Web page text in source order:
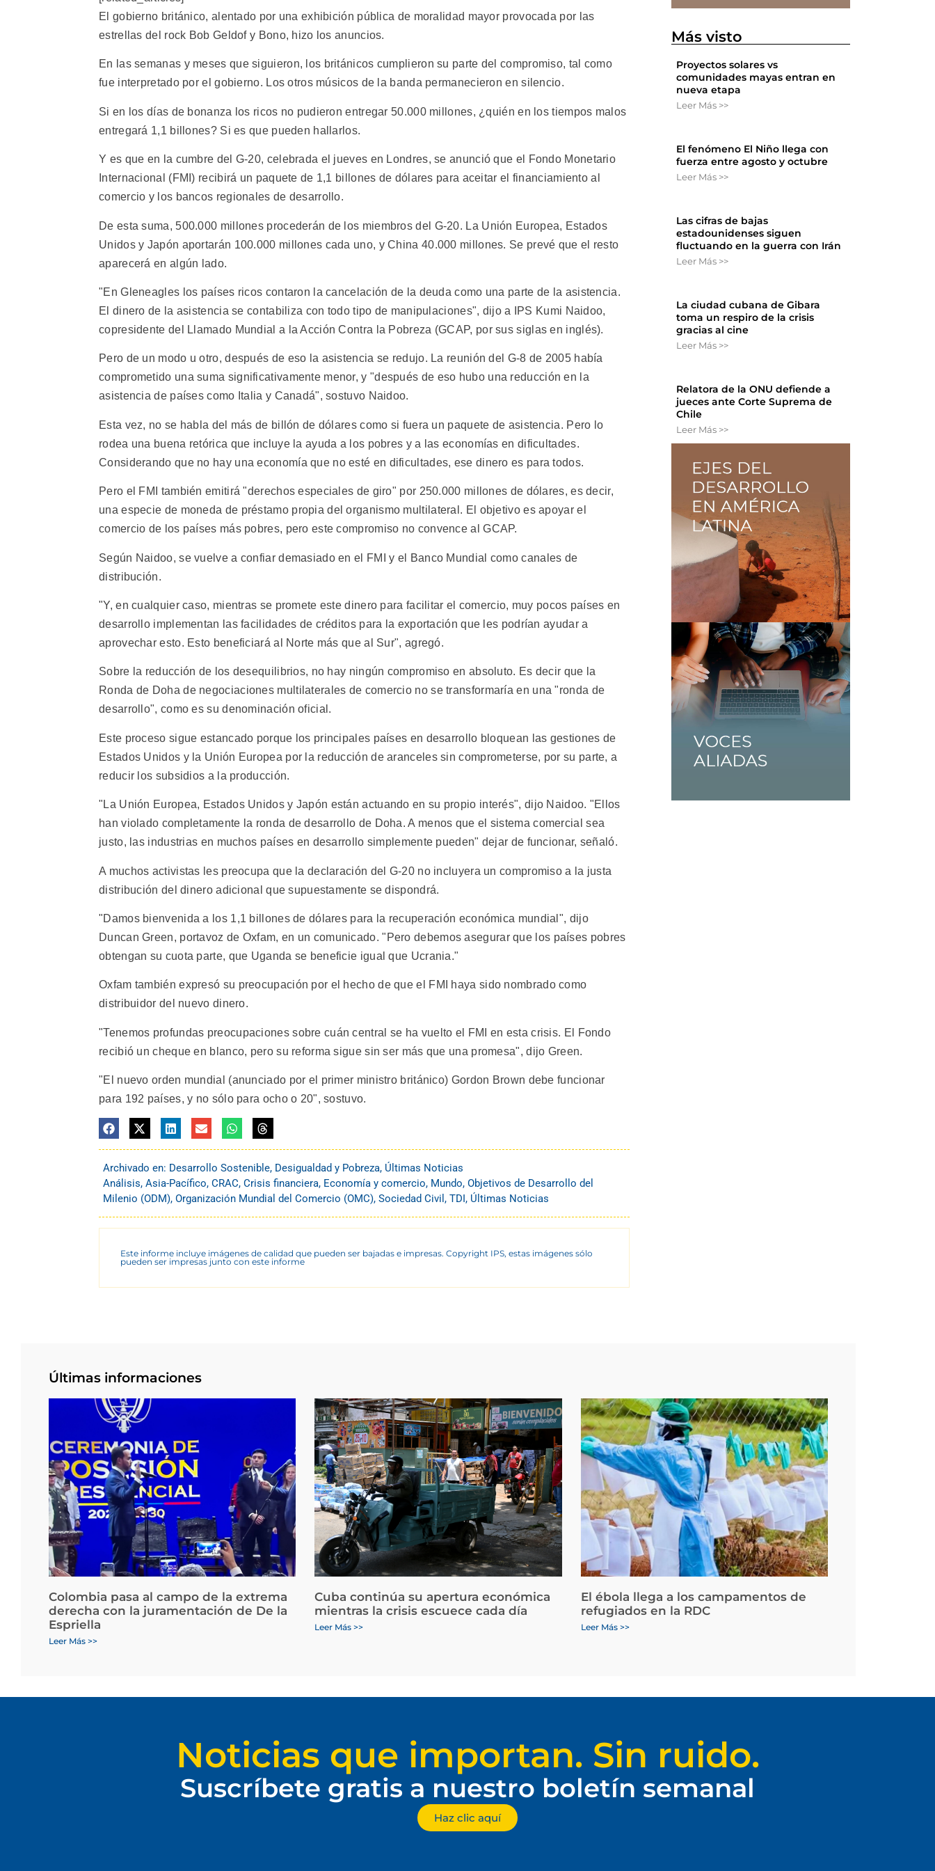
El gobierno británico, alentado por una exhibición pública de moralidad mayor provocada por las
estrellas del rock Bob Geldof y Bono, hizo los anuncios.
En las semanas y meses que siguieron, los británicos cumplieron su parte del compromiso, tal como
fue interpretado por el gobierno. Los otros músicos de la banda permanecieron en silencio.
Si en los días de bonanza los ricos no pudieron entregar 50.000 millones, ¿quién en los tiempos malos
entregará 1,1 billones? Si es que pueden hallarlos.
Y es que en la cumbre del G-20, celebrada el jueves en Londres, se anunció que el Fondo Monetario
Internacional (FMI) recibirá un paquete de 1,1 billones de dólares para aceitar el financiamiento al
comercio y los bancos regionales de desarrollo.
De esta suma, 500.000 millones procederán de los miembros del G-20. La Unión Europea, Estados
Unidos y Japón aportarán 100.000 millones cada uno, y China 40.000 millones. Se prevé que el resto
aparecerá en algún lado.
"En Gleneagles los países ricos contaron la cancelación de la deuda como una parte de la asistencia.
El dinero de la asistencia se contabiliza con todo tipo de manipulaciones", dijo a IPS Kumi Naidoo,
copresidente del Llamado Mundial a la Acción Contra la Pobreza (GCAP, por sus siglas en inglés).
Pero de un modo u otro, después de eso la asistencia se redujo. La reunión del G-8 de 2005 había
comprometido una suma significativamente menor, y "después de eso hubo una reducción en la
asistencia de países como Italia y Canadá", sostuvo Naidoo.
Esta vez, no se habla del más de billón de dólares como si fuera un paquete de asistencia. Pero lo
rodea una buena retórica que incluye la ayuda a los pobres y a las economías en dificultades.
Considerando que no hay una economía que no esté en dificultades, ese dinero es para todos.
Pero el FMI también emitirá "derechos especiales de giro" por 250.000 millones de dólares, es decir,
una especie de moneda de préstamo propia del organismo multilateral. El objetivo es apoyar el
comercio de los países más pobres, pero este compromiso no convence al GCAP.
Según Naidoo, se vuelve a confiar demasiado en el FMI y el Banco Mundial como canales de
distribución.
"Y, en cualquier caso, mientras se promete este dinero para facilitar el comercio, muy pocos países en
desarrollo implementan las facilidades de créditos para la exportación que les podrían ayudar a
aprovechar esto. Esto beneficiará al Norte más que al Sur", agregó.
Sobre la reducción de los desequilibrios, no hay ningún compromiso en absoluto. Es decir que la
Ronda de Doha de negociaciones multilaterales de comercio no se transformaría en una "ronda de
desarrollo", como es su denominación oficial.
Este proceso sigue estancado porque los principales países en desarrollo bloquean las gestiones de
Estados Unidos y la Unión Europea por la reducción de aranceles sin comprometerse, por su parte, a
reducir los subsidios a la producción.
"La Unión Europea, Estados Unidos y Japón están actuando en su propio interés", dijo Naidoo. "Ellos
han violado completamente la ronda de desarrollo de Doha. A menos que el sistema comercial sea
justo, las industrias en muchos países en desarrollo simplemente pueden" dejar de funcionar, señaló.
A muchos activistas les preocupa que la declaración del G-20 no incluyera un compromiso a la justa
distribución del dinero adicional que supuestamente se dispondrá.
"Damos bienvenida a los 1,1 billones de dólares para la recuperación económica mundial", dijo
Duncan Green, portavoz de Oxfam, en un comunicado. "Pero debemos asegurar que los países pobres
obtengan su cuota parte, que Uganda se beneficie igual que Ucrania."
Oxfam también expresó su preocupación por el hecho de que el FMI haya sido nombrado como
distribuidor del nuevo dinero.
"Tenemos profundas preocupaciones sobre cuán central se ha vuelto el FMI en esta crisis. El Fondo
recibió un cheque en blanco, pero su reforma sigue sin ser más que una promesa", dijo Green.
"El nuevo orden mundial (anunciado por el primer ministro británico) Gordon Brown debe funcionar
para 192 países, y no sólo para ocho o 20", sostuvo.
Archivado en: Desarrollo Sostenible, Desigualdad y Pobreza, Últimas Noticias
Análisis, Asia-Pacífico, CRAC, Crisis financiera, Economía y comercio, Mundo, Objetivos de Desarrollo del
Milenio (ODM), Organización Mundial del Comercio (OMC), Sociedad Civil , TDI, Últimas Noticias
Este informe incluye imágenes de calidad que pueden ser bajadas e impresas. Copyright IPS, estas imágenes sólo
pueden ser impresas junto con este informe
Más visto
Proyectos solares vs
comunidades mayas entran en
nueva etapa
Leer Más >>
El fenómeno El Niño llega con
fuerza entre agosto y octubre
Leer Más >>
Las cifras de bajas
estadounidenses siguen
fluctuando en la guerra con Irán
Leer Más >>
La ciudad cubana de Gibara
toma un respiro de la crisis
gracias al cine
Leer Más >>
Relatora de la ONU defiende a
jueces ante Corte Suprema de
Chile
Leer Más >>
Últimas informaciones
Colombia pasa al campo de la extrema
derecha con la juramentación de De la
Espriella
Leer Más >>
Cuba continúa su apertura económica
mientras la crisis escuece cada día
Leer Más >>
El ébola llega a los campamentos de
refugiados en la RDC
Leer Más >>
Noticias que importan. Sin ruido.
Suscríbete gratis a nuestro boletín semanal
Haz clic aquí